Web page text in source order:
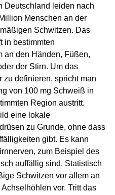
Deutschland leiden nach
Menschen an der
Schwitzen. Das
in bestimmten
an den Händen, Füßen,
der Stirn. Um das
definieren, spricht man
von 100 mg Schweiß in
Region austritt.
eine lokale
zu Grunde, ohne dass
gibt. Es kann
zum Beispiel des
auffällig sind. Statistisch
Schwitzen vor allem an
vor. Tritt das